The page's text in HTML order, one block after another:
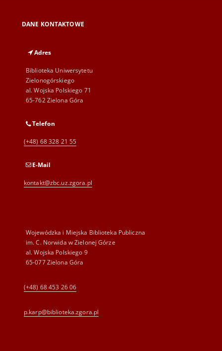
DANE KONTAKTOWE
Adres
Biblioteka Uniwersytetu
Zielonogórskiego
al. Wojska Polskiego 71
65-762 Zielona Góra
Telefon
(+48) 68 328 21 55
E-Mail
kontakt@zbc.uz.zgora.pl
Wojewódzka i Miejska Biblioteka Publiczna
im. C. Norwida w Zielonej Górze
al. Wojska Polskiego 9
65-077 Zielona Góra
(+48) 68 453 26 06
p.karp@biblioteka.zgora.pl